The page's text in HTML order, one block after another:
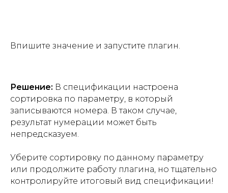
Впишите значение и запустите плагин.
Решение: В спецификации настроена
сортировка по параметру, в который
записываются номера. В таком случае,
результат нумерации может быть
непредсказуем.
Уберите сортировку по данному параметру
или продолжите работу плагина, но тщательно
контролируйте итоговый вид спецификации!